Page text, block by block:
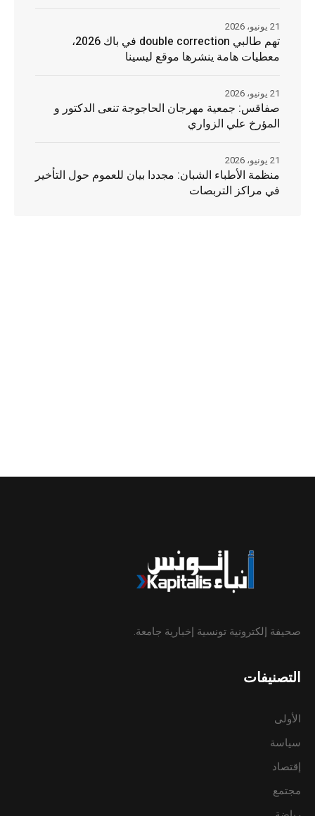
تهم طالبي double correction في باك 2026،
معطيات هامة ينشرها موقع ليسينا
21 يونيو، 2026
صفاقس: جمعية مهرجان الحاجوجة تنعى الدكتور و
المؤرخ علي الزواري
21 يونيو، 2026
منظمة الأطباء الشبان: مجددا بيان للعموم حول التأخير
في مراكز التربصات
21 يونيو، 2026
صحيفة إلكترونية تونسية إخبارية جامعة.
التصنيفات
الأولى
سياسة
إقتصاد
مجتمع